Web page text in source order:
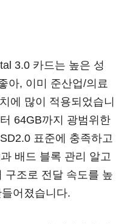
3.0 카드는 높은 성
아, 이미 준산업/의료
에 많이 적용되었습니
64GB까지 광범위한
표준에 충족하고
배드 블록 관리 알고
구조로 전달 속도를 높
어졌습니다.